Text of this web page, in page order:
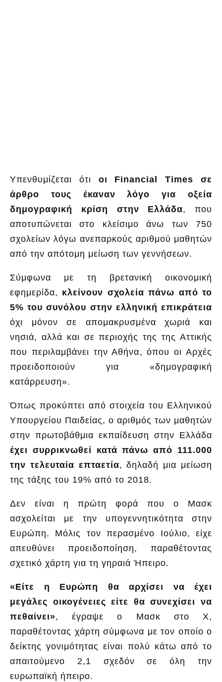
Υπενθυμίζεται ότι οι Financial Times σε
άρθρο τους έκαναν λόγο για οξεία
δημογραφική κρίση στην Ελλάδα, που
αποτυπώνεται στo κλείσιμο άνω των 750
σχολείων λόγω ανεπαρκούς αριθμού μαθητών
από την απότομη μείωση των γεννήσεων.
Σύμφωνα με τη βρετανική οικονομική
εφημερίδα, κλείνουν σχολεία πάνω από το
5% του συνόλου στην ελληνική επικράτεια
όχι μόνον σε απομακρυσμένα χωριά και
νησιά, αλλά και σε περιοχής της της Αττικής
που περιλαμβάνει την Αθήνα, όπου οι Αρχές
προειδοποιούν για «δημογραφική
κατάρρευση».
Όπως προκύπτει από στοιχεία του Ελληνικού
Υπουργείου Παιδείας, ο αριθμός των μαθητών
στην πρωτοβάθμια εκπαίδευση στην Ελλάδα
έχει συρρικνωθεί κατά πάνω από 111.000
την τελευταία επταετία, δηλαδή μια μείωση
της τάξης του 19% από το 2018.
Δεν είναι η πρώτη φορά που ο Μασκ
ασχολείται με την υπογεννητικότητα στην
Ευρώπη. Μόλις τον περασμένο Ιούλιο, είχε
απευθύνει προειδοποίηση, παραθέτοντας
σχετικό χάρτη για τη γηραιά Ήπειρο.
«Είτε η Ευρώπη θα αρχίσει να έχει
μεγάλες οικογένειες είτε θα συνεχίσει να
πεθαίνει», έγραψε ο Μασκ στο X,
παραθέτοντας χάρτη σύμφωνα με τον οποίο ο
δείκτης γονιμότητας είναι πολύ κάτω από το
απαιτούμενο 2,1 σχεδόν σε όλη την
ευρωπαϊκή ήπειρο.